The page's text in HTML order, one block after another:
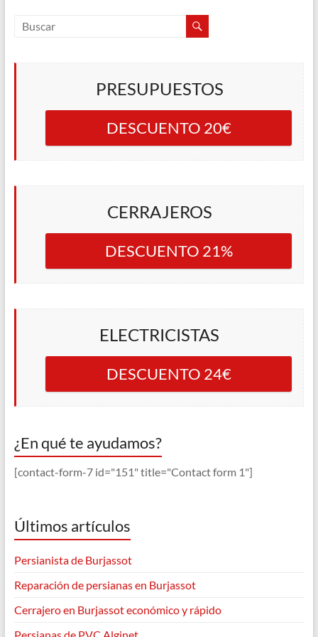
PRESUPUESTOS
DESCUENTO 20€
CERRAJEROS
DESCUENTO 21%
ELECTRICISTAS
DESCUENTO 24€
¿En qué te ayudamos?
[contact-form-7 id="151" title="Contact form 1"]
Últimos artículos
Persianista de Burjassot
Reparación de persianas en Burjassot
Cerrajero en Burjassot económico y rápido
Persianas de PVC Alginet